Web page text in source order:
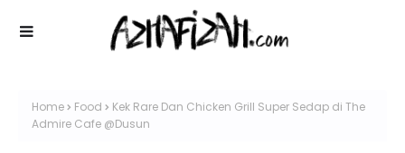
Home Food
Kek Rare Dan Chicken Grill Super Sedap di The
Admire Cafe @Dusun